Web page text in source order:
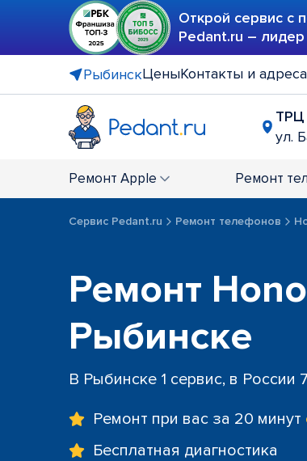
Открой сервис с
Pedant.ru –
РыбинскЦеныКонтакты и адреса
ТРЦ
ул.
Ремонт Apple Ремонт
Сервис Pedant.ru Ремонт телефонов
Ремонт
Рыбинске
В Рыбинске 1 сервис, в России
Ремонт при вас за 20 минут
Бесплатная диагностика